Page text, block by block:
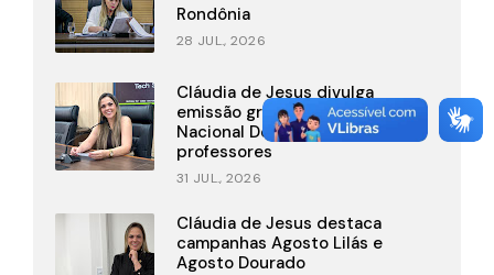
Rondônia
28 JUL., 2026
Cláudia de Jesus divulga
emissão gratuita da Carteira
Nacional Docente para
professores
31 JUL., 2026
Cláudia de Jesus destaca
campanhas Agosto Lilás e
Agosto Dourado